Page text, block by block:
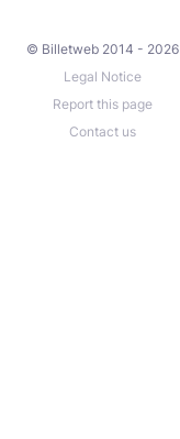
© Billetweb 2014 - 2026
Legal Notice
Report this page
Contact us